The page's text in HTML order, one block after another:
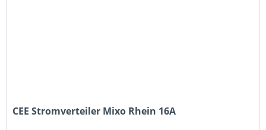
CEE Stromverteiler Mixo Rhein 16A